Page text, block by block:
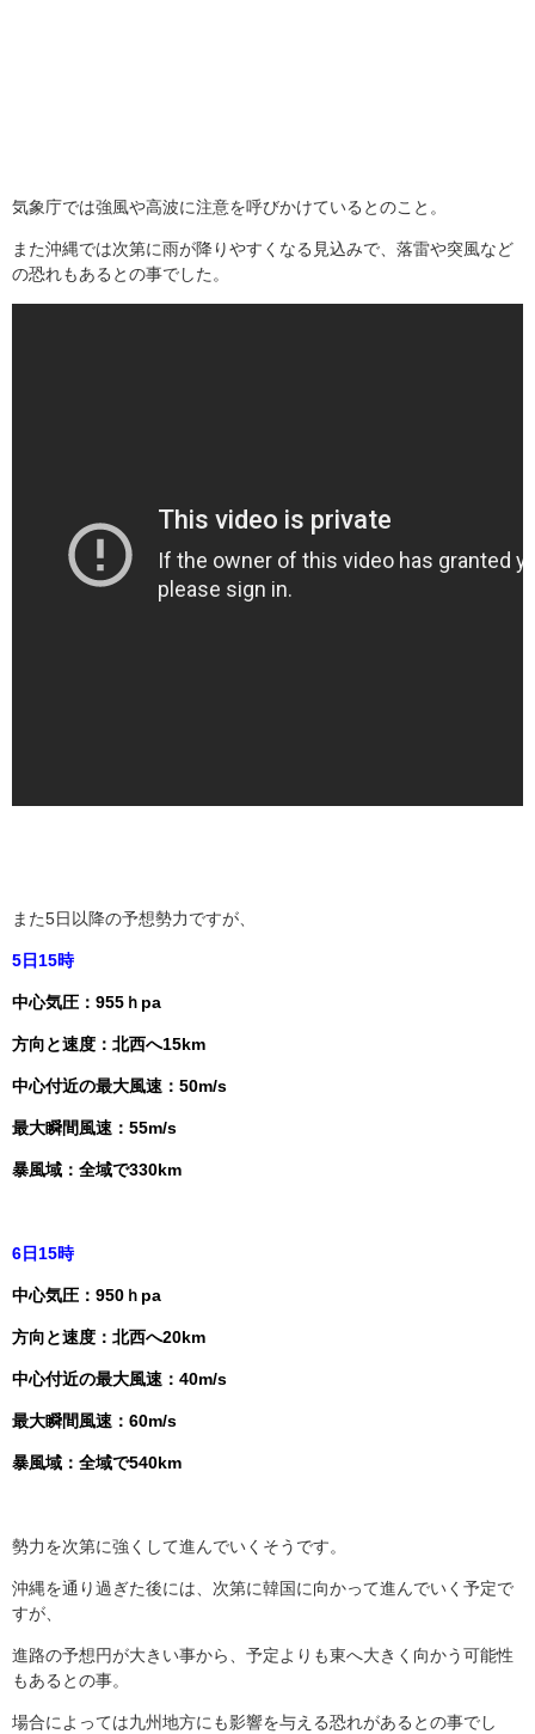
気象庁では強風や高波に注意を呼びかけているとのこと。
また沖縄では次第に雨が降りやすくなる見込みで、落雷や突風など
の恐れもあるとの事でした。
また5日以降の予想勢力ですが、
5日15時
中心気圧：955ｈpa
方向と速度：北西へ15km
中心付近の最大風速：50m/s
最大瞬間風速：55m/s
暴風域：全域で330km
6日15時
中心気圧：950ｈpa
方向と速度：北西へ20km
中心付近の最大風速：40m/s
最大瞬間風速：60m/s
暴風域：全域で540km
勢力を次第に強くして進んでいくそうです。
沖縄を通り過ぎた後には、次第に韓国に向かって進んでいく予定で
すが、
進路の予想円が大きい事から、予定よりも東へ大きく向かう可能性
もあるとの事。
場合によっては九州地方にも影響を与える恐れがあるとの事でし